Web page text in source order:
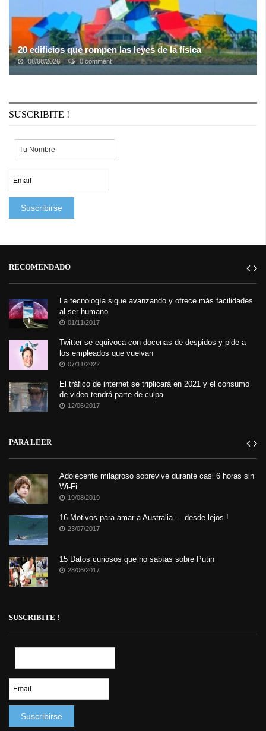
20 edificios que rompen las leyes de la física
08/08/2026 0 comment
O al menos lo intentan, porque si antes te parecía que una casa
SUSCRIBITE !
RECOMENDADO
La tecnología sigue avanzando y ofrece más facilidades
al ser humano
01/11/2017
Twitter se equivoca con docenas de despidos y pide a
los empleados que vuelvan
07/11/2022
El tráfico de internet se triplicará en 2021 y el consumo
de video tendrá parte de culpa
12/06/2017
PARA LEER
Adolecente milagroso sobrevive durante casi 6 horas sin
Wi-Fi
19/08/2019
16 Motivos para amar a Australia ... desde lejos !
23/07/2017
15 Datos curiosos que no sabías sobre Putin
28/06/2017
SUSCRIBITE !